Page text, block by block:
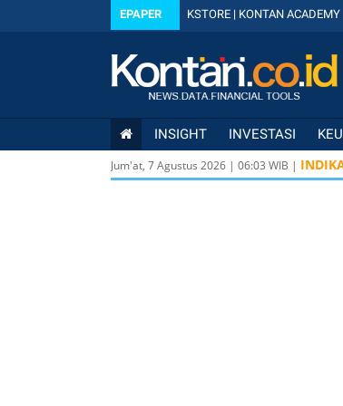
EPAPER KSTORE | KONTAN ACADEMY
INSIGHT INVESTASI
Jum'at, 7 Agustus 2026 | 06:03 WIB |